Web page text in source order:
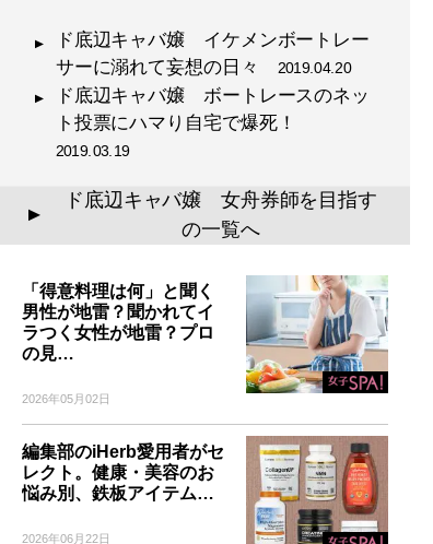
ド底辺キャバ嬢 イケメンボートレー
サーに溺れて妄想の日々
2019.04.20
ド底辺キャバ嬢 ボートレースのネッ
ト投票にハマり自宅で爆死！
2019.03.19
▲
ド底辺キャバ嬢 女舟券師を目指す
の一覧へ
「得意料理は何」と聞く
男性が地雷？聞かれてイ
ラつく女性が地雷？プロ
の見…
2026年05月02日
編集部のiHerb愛用者がセ
レクト。健康・美容のお
悩み別、鉄板アイテム…
2026年06月22日